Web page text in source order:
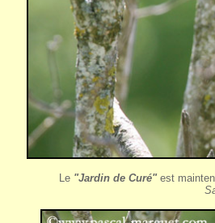
Le "Jardin de Curé"est